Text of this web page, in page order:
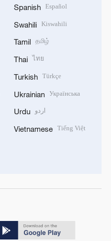
Spanish Español
Swahili Kiswahili
Tamil தமிழ்
Thai ไทย
Turkish Türkçe
Ukrainian Українська
Urdu اردو
Vietnamese Tiếng Việt